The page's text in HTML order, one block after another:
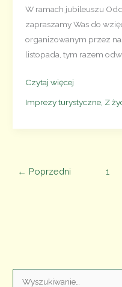
W ramach jubileuszu
zapraszamy Was do
organizowanym przez
listopada, tym razem
16.11.2024
wycieczek
Oddziału
Czytaj więcej
Imprezy turystyczne, Z
← Poprzedni 1